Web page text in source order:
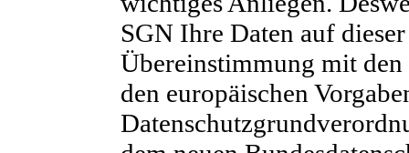
SGN Ihre Daten auf
Übereinstimmung mit den
den europäischen